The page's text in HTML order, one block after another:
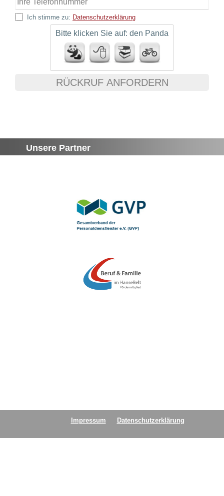
Ich stimme zu: Datenschutzerklärung
Bitte klicken Sie auf: den Panda
RÜCKRUF ANFORDERN
Unsere Partner
Impressum Datenschutzerklärung